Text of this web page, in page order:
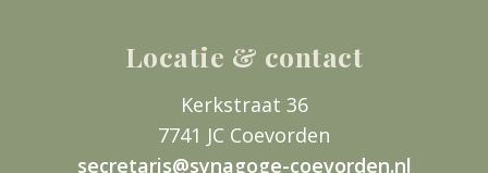
Locatie & contact
Kerkstraat 36
7741 JC Coevorden
secretaris@synagoge-coevorden.nl